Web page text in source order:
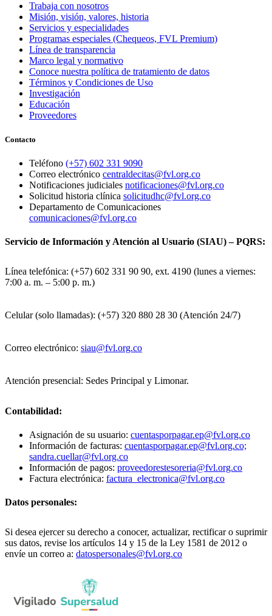
Trabaja con nosotros
Misión, visión, valores, historia
Servicios y especialidades
Programas especiales (Chequeos, FVL Premium)
Línea de transparencia
Marco legal y normativo
Conoce nuestra política de tratamiento de datos
Términos y Condiciones de Uso
Investigación
Educación
Proveedores
Contacto
Teléfono (+57) 602 331 9090
Correo electrónico centraldecitas@fvl.org.co
Notificaciones judiciales notificaciones@fvl.org.co
Solicitud historia clínica solicitudhc@fvl.org.co
Departamento de Comunicaciones
comunicaciones@fvl.org.co
Servicio de Información y Atención al Usuario (SIAU) – PQRS:
Línea telefónica: (+57) 602 331 90 90, ext. 4190 (lunes a viernes:
7:00 a. m. – 5:00 p. m.)
Celular (solo llamadas): (+57) 320 880 28 30 (Atención 24/7)
Correo electrónico: siau@fvl.org.co
Atención presencial: Sedes Principal y Limonar.
Contabilidad:
Asignación de su usuario: cuentasporpagar.ep@fvl.org.co
Información de facturas: cuentasporpagar.ep@fvl.org.co;
sandra.cuellar@fvl.org.co
Información de pagos: proveedorestesoreria@fvl.org.co
Factura electrónica: factura_electronica@fvl.org.co
Datos personales:
Si desea ejercer su derecho a conocer, actualizar, rectificar o suprimir
sus datos, revise los artículos 14 y 15 de la Ley 1581 de 2012 o
envíe un correo a: datospersonales@fvl.org.co